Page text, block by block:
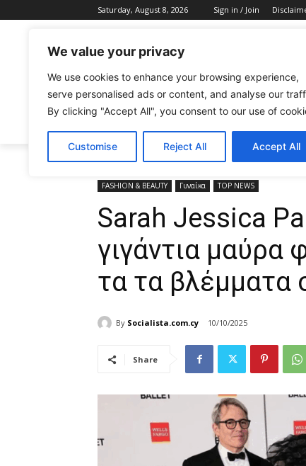
We value your privacy
We use cookies to enhance your browsing experience,
serve personalised ads or content, and analyse our
By clicking "Accept All", you consent to our use of
Customise Reject All Accept All
Saturday, August 8, 2026 Sign in / Join
Home FASHION & BEAUTY Sarah Jessica
FASHION & BEAUTY Γυναίκα TOP NEWS
Sarah Jessica
γιγάντια μαύρα
τα τα βλέμματα
By Socialista.com.cy 10/10/2025
Share